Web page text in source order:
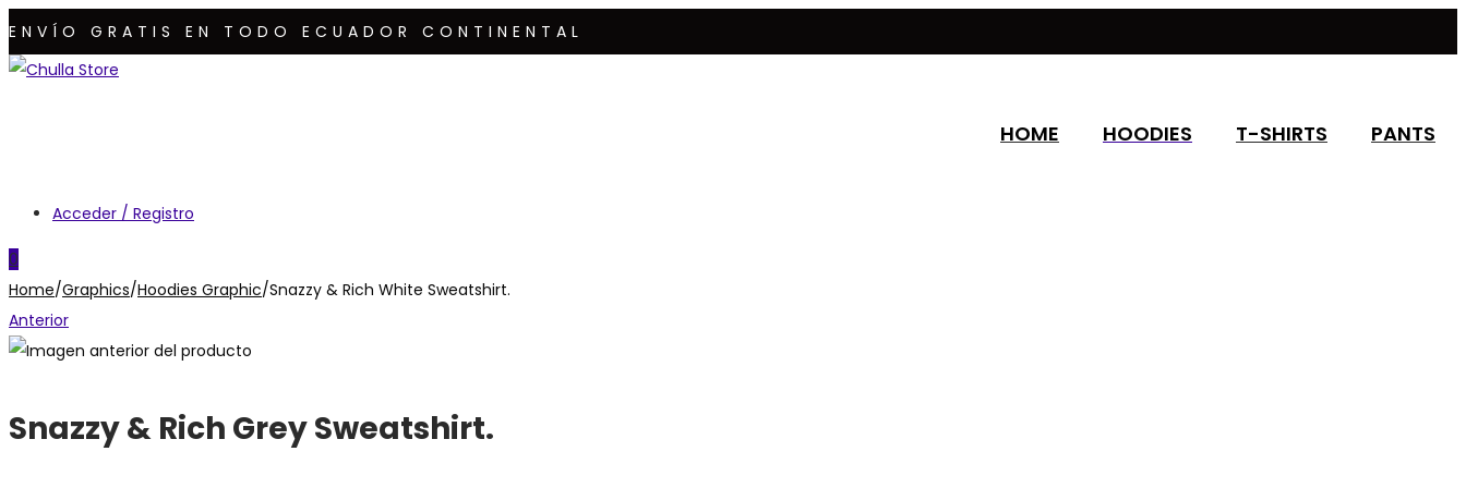
ENVÍO GRATIS EN TODO ECUADOR CONTINENTAL
Saltar
Saltar
HOME HOODIES T-SHIRTS PANTS
Acceder / Registro
0
Home/Graphics/Hoodies Graphic/Snazzy & Rich White Sweatshirt.
Anterior
Snazzy & Rich Grey Sweatshirt.